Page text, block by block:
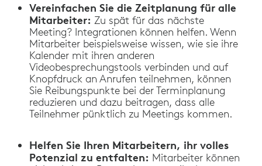
Vereinfachen Sie die Zeitplanung für alle
Mitarbeiter: Zu spät für das nächste
Meeting? Integrationen können helfen. Wenn
Mitarbeiter beispielsweise wissen, wie sie ihre
Kalender mit ihren anderen
Videobesprechungstools verbinden und auf
Knopfdruck an Anrufen teilnehmen, können
Sie Reibungspunkte bei der Terminplanung
reduzieren und dazu beitragen, dass alle
Teilnehmer pünktlich zu Meetings kommen.
Helfen Sie Ihren Mitarbeitern, ihr volles
Potenzial zu entfalten: Mitarbeiter können